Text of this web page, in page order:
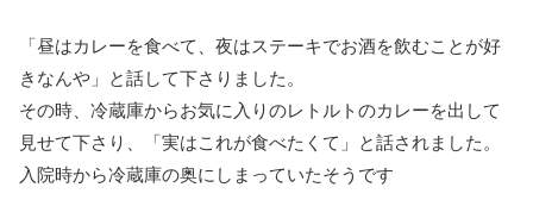
「昼はカレーを食べて、夜はステーキでお酒を飲むことが好
きなんや」と話して下さりました。
その時、冷蔵庫からお気に入りのレトルトのカレーを出して
見せて下さり、「実はこれが食べたくて」と話されました。
入院時から冷蔵庫の奥にしまっていたそうです